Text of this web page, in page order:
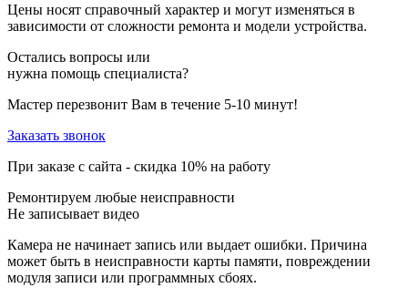
Цены носят справочный характер и могут изменяться в
зависимости от сложности ремонта и модели устройства.
Остались вопросы или
нужна помощь специалиста?
Мастер перезвонит Вам в течение 5-10 минут!
Заказать звонок
При заказе с сайта - скидка 10% на работу
Ремонтируем любые неисправности
Не записывает видео
Камера не начинает запись или выдает ошибки. Причина
может быть в неисправности карты памяти, повреждении
модуля записи или программных сбоях.